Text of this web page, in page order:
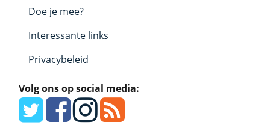
Doe je mee?
Interessante links
Privacybeleid
Volg ons op social media: